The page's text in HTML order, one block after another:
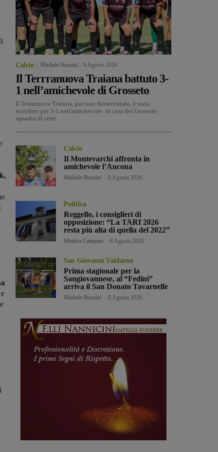
Calcio Michele Bossini 8 Agosto 2026
Il Terrranuova Traiana battuto 3-
1 nell’amichevole di Grosseto
Il Terranuova Traiana, pur non demeritando, è stata
sconfitto per 3-1 nell'amichevole in casa del Grosseto,
squadra di serie...
Calcio
Il Montevarchi affronta in
amichevole l’Ancona
Michele Bossini 8 Agosto 2026
Politica
Reggello, i consiglieri di
opposizione: “La TARI 2026
resta più alta di quella del 2022”
Monica Campani 8 Agosto 2026
San Giovanni Valdarno
Prima stagionale per la
Sangiovannese, al “Fedini”
arriva il San Donato Tavarnelle
Michele Bossini 8 Agosto 2026